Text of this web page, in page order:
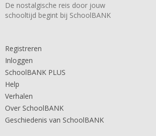
De nostalgische reis door jouw
schooltijd begint bij SchoolBANK
Registreren
Inloggen
SchoolBANK PLUS
Help
Verhalen
Over SchoolBANK
Geschiedenis van SchoolBANK